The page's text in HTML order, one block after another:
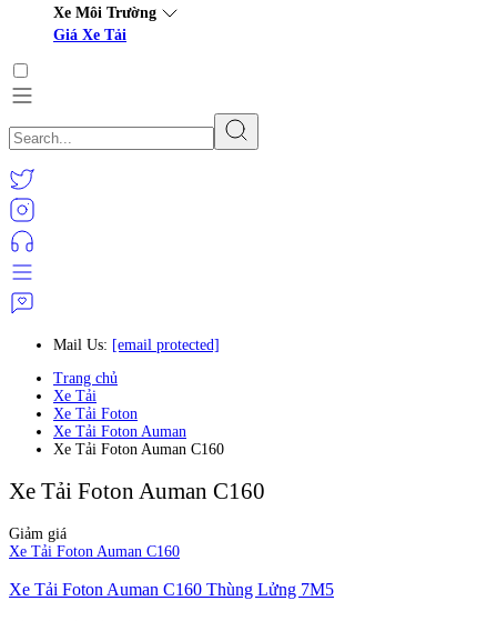
Xe Môi Trường
Giá Xe Tải
Mail Us: [email protected]
Trang chủ
Xe Tải
Xe Tải Foton
Xe Tải Foton Auman
Xe Tải Foton Auman C160
Xe Tải Foton Auman C160
Giảm giá
Xe Tải Foton Auman C160
Xe Tải Foton Auman C160 Thùng Lửng 7M5